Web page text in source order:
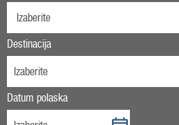
Destinacija
Datum polaska